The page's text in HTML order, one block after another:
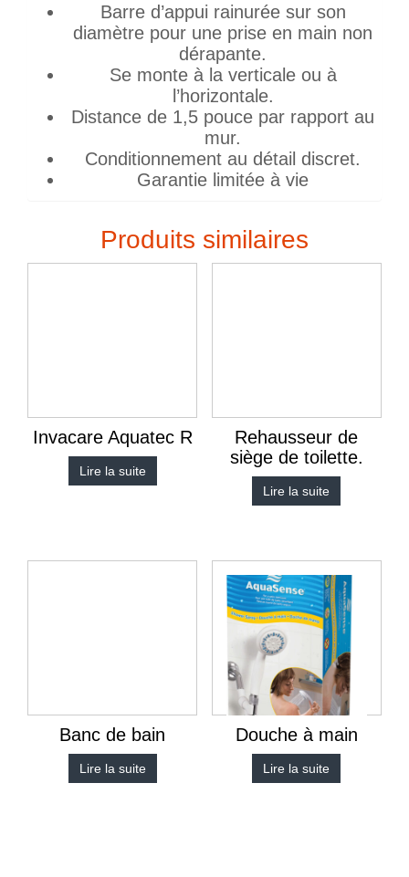
Barre d’appui rainurée sur son
diamètre pour une prise en main non
dérapante.
Se monte à la verticale ou à
l’horizontale.
Distance de 1,5 pouce par rapport au
mur.
Conditionnement au détail discret.
Garantie limitée à vie
Produits similaires
Invacare Aquatec R
Lire la suite
Rehausseur de
siège de toilette.
Lire la suite
Banc de bain
Lire la suite
Douche à main
Lire la suite